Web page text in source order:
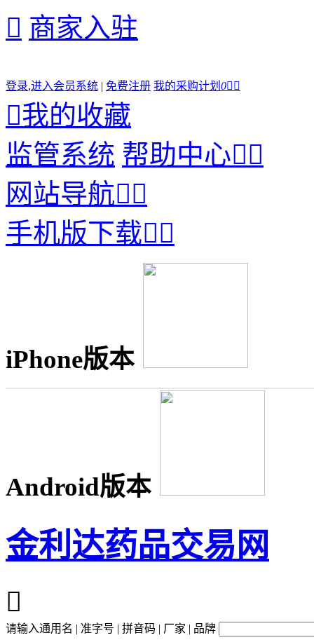
 商家入驻
登录,进入会员系统 | 免费注册 我的采购计划 0 
我的收藏
监管系统 帮助中心
网站导航
手机版下载
iPhone版本
Android版本
金利达药品交易网

请输入通用名 | 准字号 | 拼音码 | 厂家 | 品牌